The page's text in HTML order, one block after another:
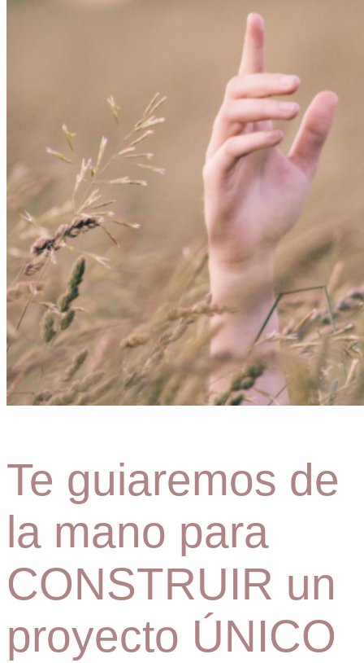
Te guiaremos de
la mano para
CONSTRUIR un
proyecto ÚNICO